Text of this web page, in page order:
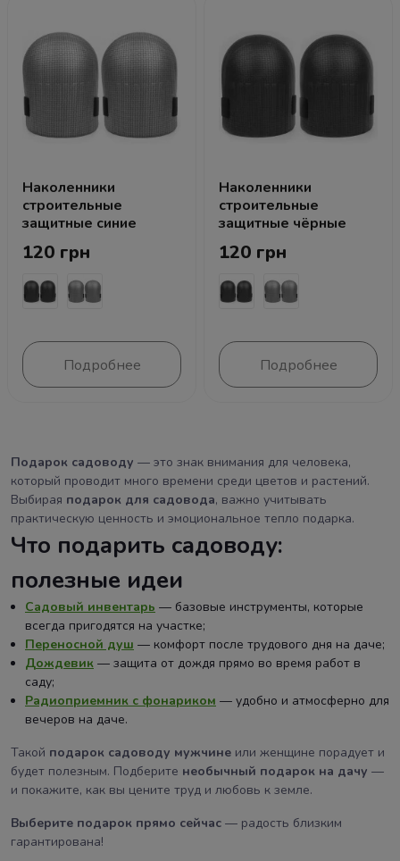
Наколенники
строительные
защитные синие
120 грн
Подробнее
Наколенники
строительные
защитные чёрные
120 грн
Подробнее
Подарок садоводу — это знак внимания для человека,
который проводит много времени среди цветов и растений.
Выбирая подарок для садовода, важно учитывать
практическую ценность и эмоциональное тепло подарка.
Что подарить садоводу:
полезные идеи
Садовый инвентарь — базовые инструменты, которые
всегда пригодятся на участке;
Переносной душ — комфорт после трудового дня на даче;
Дождевик — защита от дождя прямо во время работ в
саду;
Радиоприемник с фонариком — удобно и атмосферно для
вечеров на даче.
Такой подарок садоводу мужчине или женщине порадует и
будет полезным. Подберите необычный подарок на дачу —
и покажите, как вы цените труд и любовь к земле.
Выберите подарок прямо сейчас — радость близким
гарантирована!